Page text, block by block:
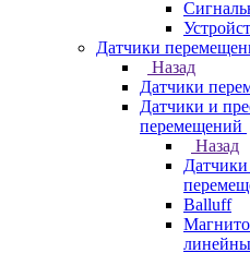
Датчики
Назад
Датчики
Датчики и
перемещений
Назад
Balluff